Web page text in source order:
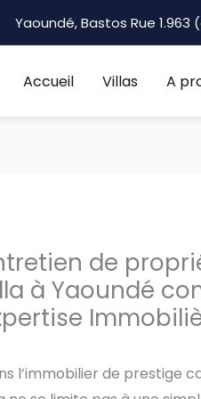
Yaoundé, Bastos Rue
Accueil Villas A
de
à Yaoundé
l’immobilier de prestige